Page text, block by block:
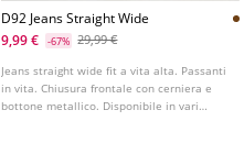
D92 Jeans Straight Wide
9,99 €
-67% 29,99 €
Jeans straight wide fit a vita alta. Passanti
in vita. Chiusura frontale con cerniera e
bottone metallico. Disponibile in vari